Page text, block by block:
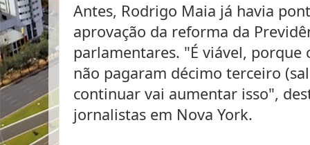
Antes, Rodrigo Maia já havia
aprovação da reforma da
parlamentares. "É viável, porque
não pagaram décimo terceiro
continuar vai aumentar isso",
jornalistas em Nova York.